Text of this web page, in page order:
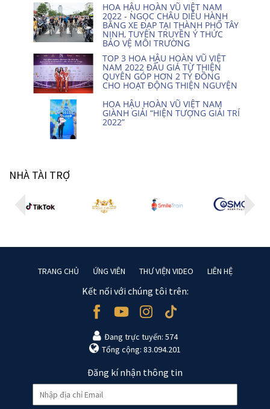
HOA HẬU HOÀN VŨ VIỆT NAM
2022 - NGỌC CHÂU DIỄU HÀNH
BẰNG XE ĐẠP TẠI THÀNH PHỐ TÂY
NINH, TUYÊN TRUYỀN Ý THỨC
BẢO VỆ MÔI TRƯỜNG
TOP 3 HOA HẬU HOÀN VŨ VIỆT
NAM 2022 ĐẤU GIÁ TỪ THIỆN
QUYÊN GÓP HƠN 2 TỶ ĐỒNG
CHO HOẠT ĐỘNG THIỆN NGUYỆN
HOA HẬU HOÀN VŨ VIỆT NAM
GIÀNH GIẢI “HIỆN TƯỢNG GIẢI TRÍ
2022”
NHÀ TÀI TRỢ
TRANG CHỦ ỨNG VIÊN THƯ VIỆN VIDEO LIÊN HỆ
Kết nối với chúng tôi trên:
Đang trực tuyến: 574
Tổng cộng: 83.094.201
Đăng kí nhận thông tin